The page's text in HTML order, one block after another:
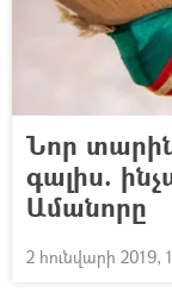
Նոր տարին
գալիս.
Ամանորը
2 հունվարի 2019,